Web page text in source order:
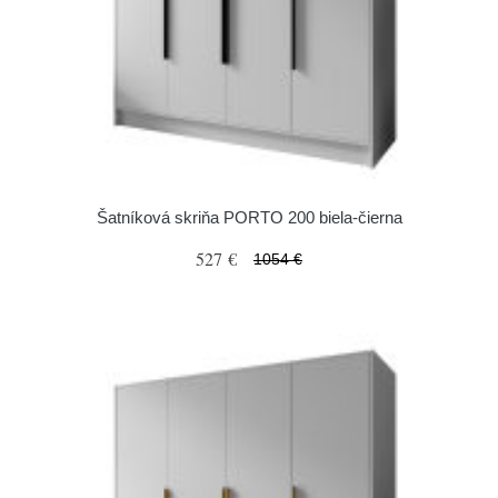
Šatníková skriňa PORTO 200 biela-čierna
527 € 1054 €